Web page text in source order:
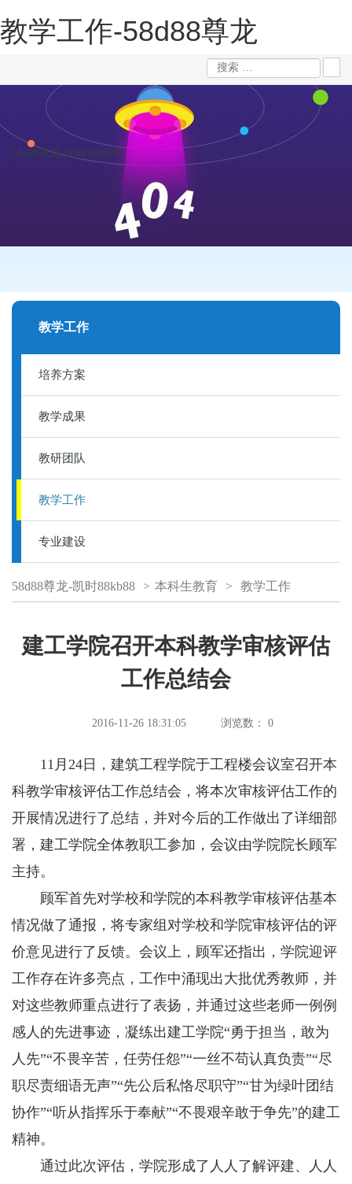
教学工作-58d88尊龙
58d88尊龙-凯时88kb88
教学工作
培养方案
教学成果
教研团队
教学工作
专业建设
58d88尊龙-凯时88kb88 > 本科生教育 > 教学工作
建工学院召开本科教学审核评估
工作总结会
2016-11-26 18:31:05 浏览数： 0
11月24日，建筑工程学院于工程楼会议室召开本
科教学审核评估工作总结会，将本次审核评估工作的
开展情况进行了总结，并对今后的工作做出了详细部
署，建工学院全体教职工参加，会议由学院院长顾军
主持。
顾军首先对学校和学院的本科教学审核评估基本
情况做了通报，将专家组对学校和学院审核评估的评
价意见进行了反馈。会议上，顾军还指出，学院迎评
工作存在许多亮点，工作中涌现出大批优秀教师，并
对这些教师重点进行了表扬，并通过这些老师一例例
感人的先进事迹，凝练出建工学院“勇于担当，敢为
人先”“不畏辛苦，任劳任怨”“一丝不苟认真负责”“尽
职尽责细语无声”“先公后私恪尽职守”“甘为绿叶团结
协作”“听从指挥乐于奉献”“不畏艰辛敢于争先”的建工
精神。
通过此次评估，学院形成了人人了解评建、人人